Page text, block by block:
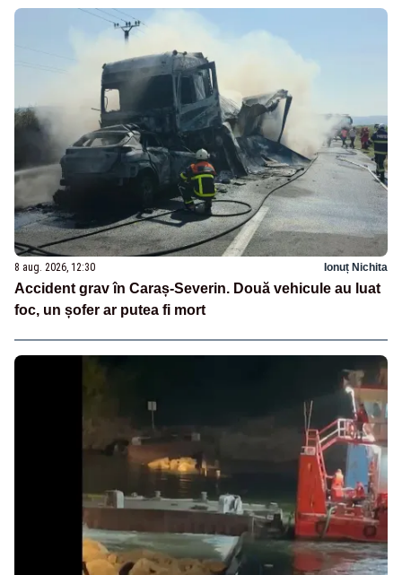
8 aug. 2026, 12:30 Ionuț Nichita
Accident grav în Caraș-Severin. Două vehicule au luat
foc, un șofer ar putea fi mort